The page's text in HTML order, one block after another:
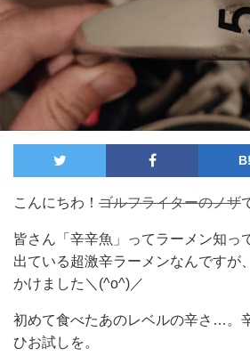
B!
こんにちわ！ ゴルフライターのノザ
皆さん「辛辛魚」ってラーメン知っ
出ている超激辛ラーメンなんですが
かけました＼(^o^)／
初めて食べたあのレベルの辛さ…。
ひお試しを。